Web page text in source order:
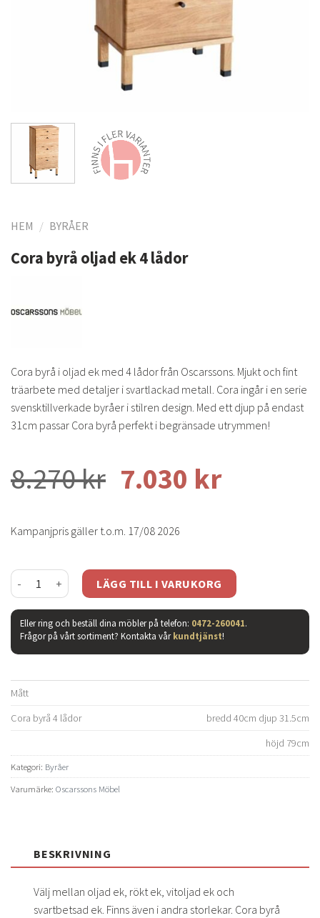
HEM / BYRÅER
Cora byrå oljad ek 4 lådor
Cora byrå i oljad ek med 4 lådor från Oscarssons. Mjukt och fint
träarbete med detaljer i svartlackad metall. Cora ingår i en serie
svensktillverkade byråer i stilren design. Med ett djup på endast
31cm passar Cora byrå perfekt i begränsade utrymmen!
8.270kr 7.030 kr
Kampanjpris gäller t.o.m. 17/08 2026
Cora byrå oljad ek 4 lådor mängd
LÄGG TILL I VARUKORG
Eller ring och beställ dina möbler på telefon: 0472-260041.
Frågor på vårt sortiment? Kontakta vårkundtjänst!
Mått
Cora byrå 4 lådor
bredd 40cm djup 31.5cm
höjd 79cm
Kategori: Byråer
Varumärke: Oscarssons Möbel
BESKRIVNING
Välj mellan oljad ek, rökt ek, vitoljad ek och
svartbetsad ek. Finns även i andra storlekar. Cora byrå